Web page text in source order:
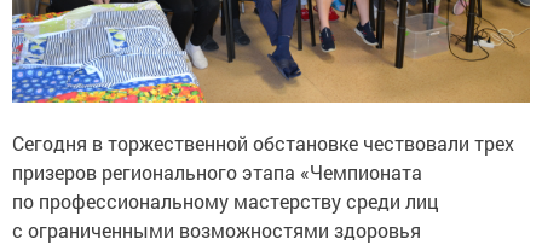
Сегодня в торжественной обстановке чествовали трех
призеров регионального этапа «Чемпионата
по профессиональному мастерству среди лиц
с ограниченными возможностями здоровья